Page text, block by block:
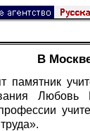
В
памятник
Любовь